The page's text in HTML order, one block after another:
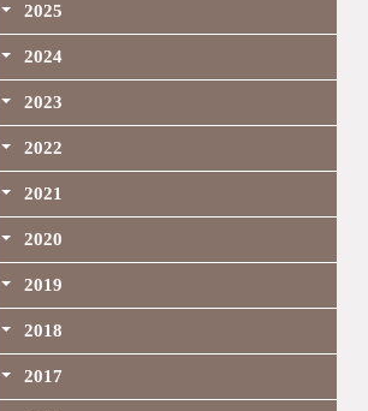
2025
2024
2023
2022
2021
2020
2019
2018
2017